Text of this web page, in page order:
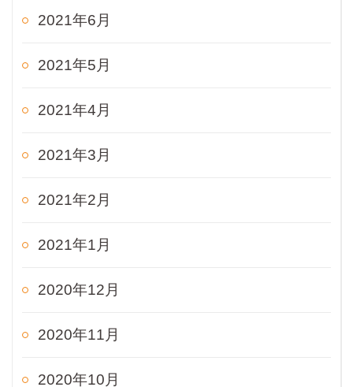
2021年6月
2021年5月
2021年4月
2021年3月
2021年2月
2021年1月
2020年12月
2020年11月
2020年10月